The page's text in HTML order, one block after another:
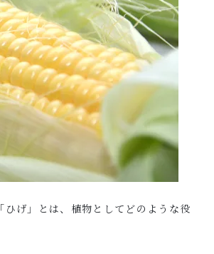
げ」とは、植物としてどのような役